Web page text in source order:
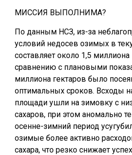
МИССИЯ ВЫПОЛНИМА?
По данным НСЗ, из-за
условий недосев озимых в
составляет около 1,5 миллиона
сравнению с плановыми
миллиона гектаров было
оптимальных сроков. Всходы
площади ушли на зимовку с
сахаров, при этом аномально
осенне-зимний период
озимые более активно
сахара, что резко снижает